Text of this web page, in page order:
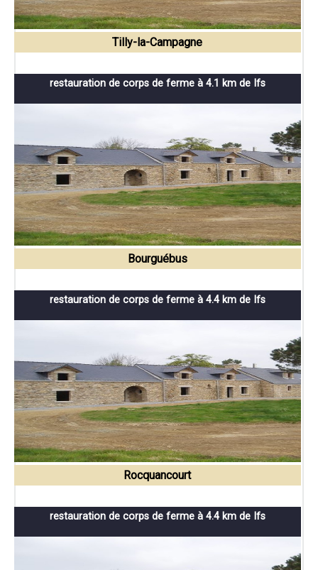
Tilly-la-Campagne
restauration de corps de ferme à 4.1 km de Ifs
Bourguébus
restauration de corps de ferme à 4.4 km de Ifs
Rocquancourt
restauration de corps de ferme à 4.4 km de Ifs